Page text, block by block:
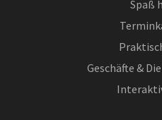
Spaß
Geschäfte &